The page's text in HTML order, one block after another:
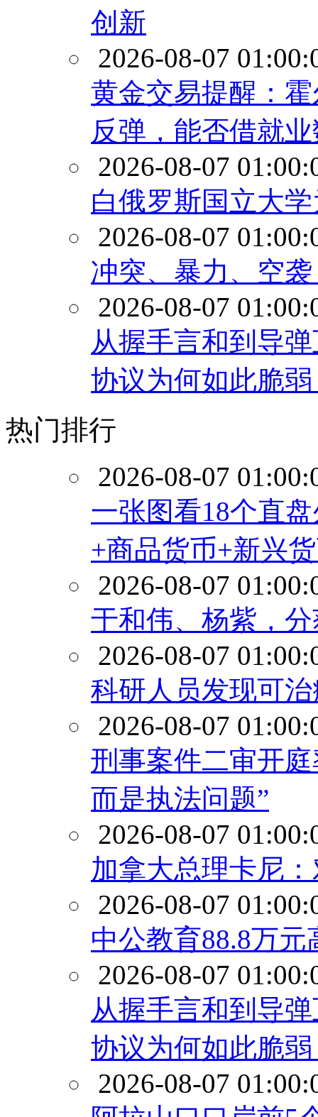
创新
2026-08-07
黄金交易提醒：
反弹，能否借就
2026-08-07
白俄罗斯国立大
2026-08-07
冲突、暴力、空
2026-08-07
从握手言和到导
协议为何如此脆
热门排行
2026-08-07
一张图看18个直
+商品货币+新兴
2026-08-07
于和伟、杨紫，
2026-08-07
科研人员发现可
2026-08-07
刑事案件二审开
而是执法问题”
2026-08-07
加拿大总理卡尼
2026-08-07
中公教育88.8万
2026-08-07
从握手言和到导
协议为何如此脆
2026-08-07